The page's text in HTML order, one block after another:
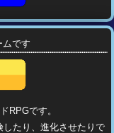
です
RPGです。
たり、進化させたりで